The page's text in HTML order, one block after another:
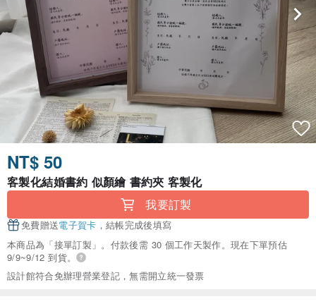
NT$ 50
客製化結婚書約 似顏繪 書約夾 客製化
我要訂製
免費贈送電子賀卡 ，結帳完成後填寫
本商品為「接單訂製」。付款後需 30 個工作天製作。現在下單預估
9/9~9/12 到貨。
設計館符合免辦理營業登記，無需開立統一發票